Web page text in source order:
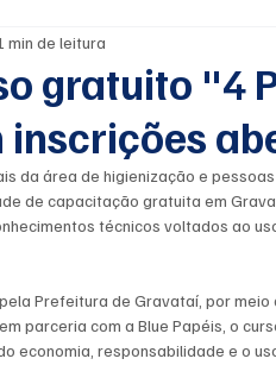
Saúde
Clima / Tempo
gratuito "4
inscrições
min de leitura
da área de higienização e
de capacitação gratuita em
técnicos voltados ao
Prefeitura de Gravataí, por
parceria com a Blue Papéis, o
economia, responsabilidade e o